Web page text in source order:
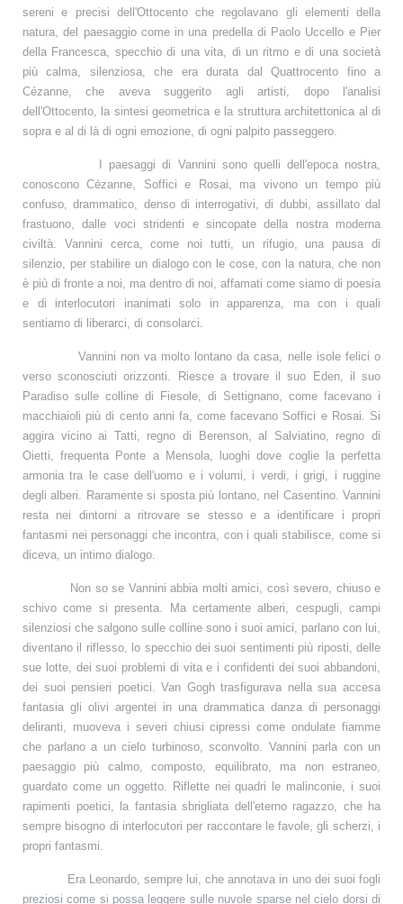
sereni e precisi dell'Ottocento che regolavano gli elementi della
natura, del paesaggio come in una predella di Paolo Uccello e Pier
della Francesca, specchio di una vita, di un ritmo e di una società
più calma, silenziosa, che era durata dal Quattrocento fino a
Cézanne, che aveva suggerito agli artisti, dopo l'analisi
dell'Ottocento, la sintesi geometrica e la struttura architettonica al di
sopra e al di là di ogni emozione, di ogni palpito passeggero.
I paesaggi di Vannini sono quelli dell'epoca nostra,
conoscono Cézanne, Soffici e Rosai, ma vivono un tempo più
confuso, drammatico, denso di interrogativi, di dubbi, assillato dal
frastuono, dalle voci stridenti e sincopate della nostra moderna
civiltà. Vannini cerca, come noi tutti, un rifugio, una pausa di
silenzio, per stabilire un dialogo con le cose, con la natura, che non
è più di fronte a noi, ma dentro di noi, affamati come siamo di poesia
e di interlocutori inanimati solo in apparenza, ma con i quali
sentiamo di liberarci, di consolarci.
Vannini non va molto lontano da casa, nelle isole felici o
verso sconosciuti orizzonti. Riesce a trovare il suo Eden, il suo
Paradiso sulle colline di Fiesole, di Settignano, come facevano i
macchiaioli più di cento anni fa, come facevano Soffici e Rosai. Si
aggira vicino ai Tatti, regno di Berenson, al Salviatino, regno di
Oietti, frequenta Ponte a Mensola, luoghi dove coglie la perfetta
armonia tra le case dell'uomo e i volumi, i verdi, i grigi, i ruggine
degli alberi. Raramente si sposta più lontano, nel Casentino. Vannini
resta nei dintorni a ritrovare se stesso e a identificare i propri
fantasmi nei personaggi che incontra, con i quali stabilisce, come si
diceva, un intimo dialogo.
Non so se Vannini abbia molti amici, così severo, chiuso e
schivo come si presenta. Ma certamente alberi, cespugli, campi
silenziosi che salgono sulle colline sono i suoi amici, parlano con lui,
diventano il riflesso, lo specchio dei suoi sentimenti più riposti, delle
sue lotte, dei suoi problemi di vita e i confidenti dei suoi abbandoni,
dei suoi pensieri poetici. Van Gogh trasfigurava nella sua accesa
fantasia gli olivi argentei in una drammatica danza di personaggi
deliranti, muoveva i severi chiusi cipressi come ondulate fiamme
che parlano a un cielo turbinoso, sconvolto. Vannini parla con un
paesaggio più calmo, composto, equilibrato, ma non estraneo,
guardato come un oggetto. Riflette nei quadri le malinconie, i suoi
rapimenti poetici, la fantasia sbrigliata dell'eterno ragazzo, che ha
sempre bisogno di interlocutori per raccontare le favole, gli scherzi, i
propri fantasmi.
Era Leonardo, sempre lui, che annotava in uno dei suoi fogli
preziosi come si possa leggere sulle nuvole sparse nel cielo dorsi di